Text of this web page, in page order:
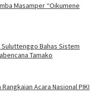
Masamper “Oikumene
Suluttenggo Bahas Sistem
Tamako
Acara Nasional PIKI